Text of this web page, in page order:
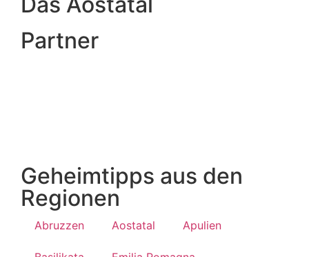
Partner
Geheimtipps aus den
Regionen
Abruzzen Aostatal Apulien